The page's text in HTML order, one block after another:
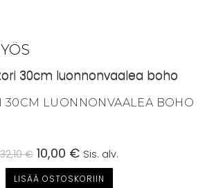
30CM LUONNONVAALEA BOHO
32,10€ Alkuperäinen
hinta
oli:
32,10 €.
10,00 €Nykyinen
hinta
on:
10,00 €.
Sis. alv.
LISÄÄ OSTOSKORIIN